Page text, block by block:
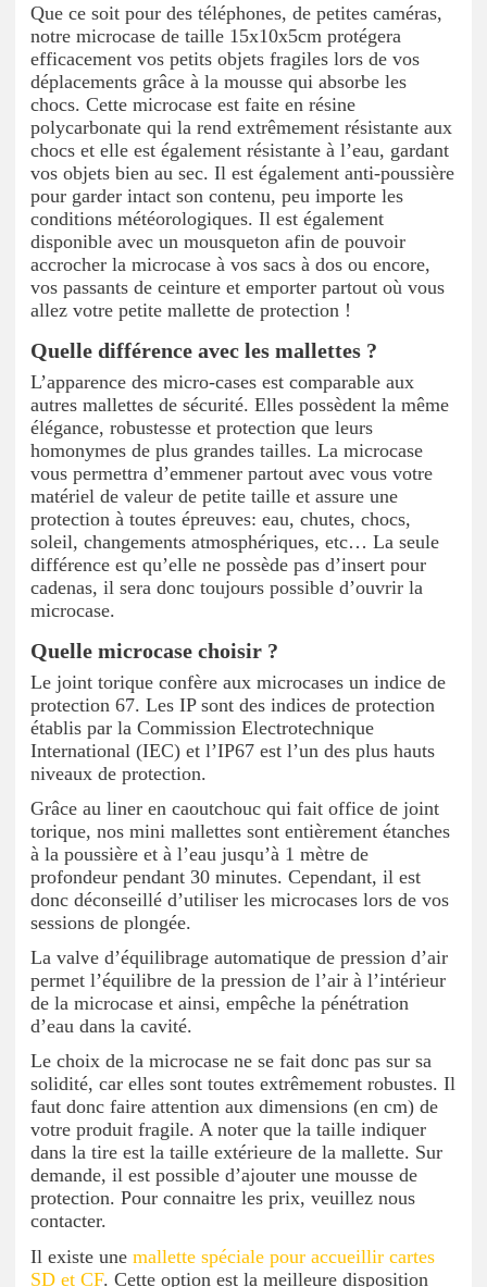
Que ce soit pour des téléphones, de petites caméras,
notre microcase de taille 15x10x5cm protégera
efficacement vos petits objets fragiles lors de vos
déplacements grâce à la mousse qui absorbe les
chocs. Cette microcase est faite en résine
polycarbonate qui la rend extrêmement résistante aux
chocs et elle est également résistante à l’eau, gardant
vos objets bien au sec. Il est également anti-poussière
pour garder intact son contenu, peu importe les
conditions météorologiques. Il est également
disponible avec un mousqueton afin de pouvoir
accrocher la microcase à vos sacs à dos ou encore,
vos passants de ceinture et emporter partout où vous
allez votre petite mallette de protection !
Quelle différence avec les mallettes ?
L’apparence des micro-cases est comparable aux
autres mallettes de sécurité. Elles possèdent la même
élégance, robustesse et protection que leurs
homonymes de plus grandes tailles. La microcase
vous permettra d’emmener partout avec vous votre
matériel de valeur de petite taille et assure une
protection à toutes épreuves: eau, chutes, chocs,
soleil, changements atmosphériques, etc… La seule
différence est qu’elle ne possède pas d’insert pour
cadenas, il sera donc toujours possible d’ouvrir la
microcase.
Quelle microcase choisir ?
Le joint torique confère aux microcases un indice de
protection 67. Les IP sont des indices de protection
établis par la Commission Electrotechnique
International (IEC) et l’IP67 est l’un des plus hauts
niveaux de protection.
Grâce au liner en caoutchouc qui fait office de joint
torique, nos mini mallettes sont entièrement étanches
à la poussière et à l’eau jusqu’à 1 mètre de
profondeur pendant 30 minutes. Cependant, il est
donc déconseillé d’utiliser les microcases lors de vos
sessions de plongée.
La valve d’équilibrage automatique de pression d’air
permet l’équilibre de la pression de l’air à l’intérieur
de la microcase et ainsi, empêche la pénétration
d’eau dans la cavité.
Le choix de la microcase ne se fait donc pas sur sa
solidité, car elles sont toutes extrêmement robustes. Il
faut donc faire attention aux dimensions (en cm) de
votre produit fragile. A noter que la taille indiquer
dans la tire est la taille extérieure de la mallette. Sur
demande, il est possible d’ajouter une mousse de
protection. Pour connaitre les prix, veuillez nous
contacter.
Il existe une mallette spéciale pour accueillir cartes
SD et CF. Cette option est la meilleure disposition